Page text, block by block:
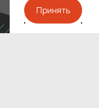
Принять